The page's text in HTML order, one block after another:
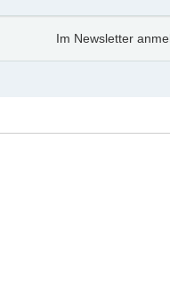
Im Newsletter